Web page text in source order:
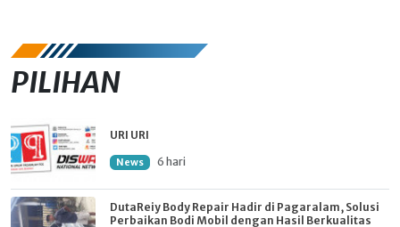
PILIHAN
URI URI
News 6 hari
DutaReiy Body Repair Hadir di Pagaralam, Solusi
Perbaikan Bodi Mobil dengan Hasil Berkualitas